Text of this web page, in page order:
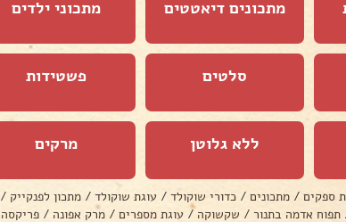
מתכונים דיאטטים מתכוני ילדים
סלטים פשטידות
ללא גלוטן מרקים
ספקים / מתכונים / כדורי שוקולד / עוגת שוקולד / מתכון לפנקייק /
תפוח אדמה בתנור / שקשוקה / עוגת מספרים / מרק אפונה / פריקסה